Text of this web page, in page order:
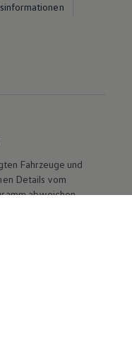
Fahrzeuge und
Details vom
abweichen.